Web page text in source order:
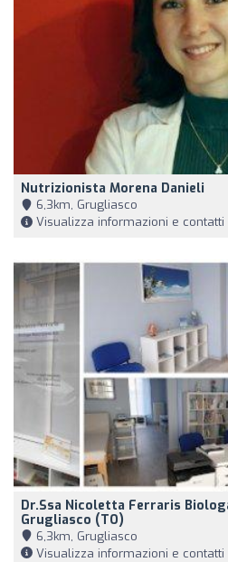
Nutrizionista Morena Danieli
6,3km, Grugliasco
Visualizza informazioni e contatti
Dr.ssa Nicoletta Ferraris
Grugliasco (TO)
6,3km, Grugliasco
Visualizza informazioni e contatti